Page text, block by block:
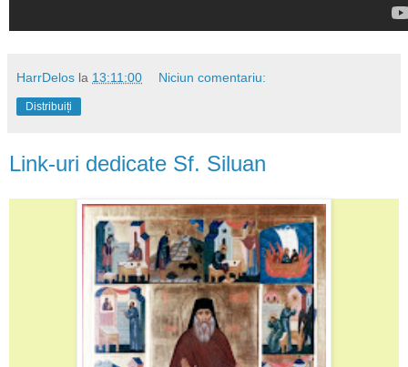
HarrDelos la 13:11:00 Niciun comentariu:
Distribuiți
Link-uri dedicate Sf. Siluan